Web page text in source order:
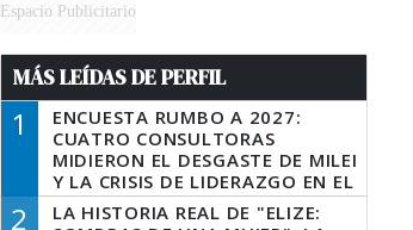
Espacio Publicitario
MÁS LEÍDAS DE PERFIL
1
ENCUESTA RUMBO A 2027:
CUATRO CONSULTORAS
MIDIERON EL DESGASTE DE MILEI
Y LA CRISIS DE LIDERAZGO EN EL
PERONISMO
2
LA HISTORIA REAL DE "ELIZE: